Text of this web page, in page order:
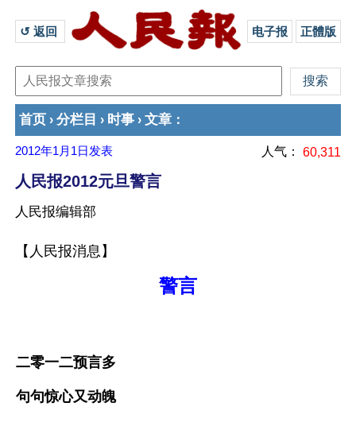
↺ 返回 电子报 正體版
首页 › 分栏目 › 时事 › 文章 ：
2012年1月1日 发表 人气： 60,311
人民报2012元旦警言
人民报编辑部
【人民报消息】
警言
二零一二预言多
句句惊心又动魄